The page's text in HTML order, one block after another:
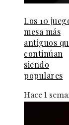
Los 10
mesa más
antiguos
continúan
siendo
populares
Hace 1